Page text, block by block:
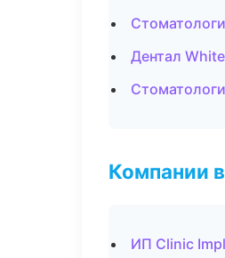
Дентал
Компании
ИП Clinic